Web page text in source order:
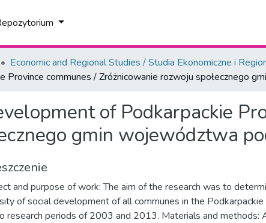
Economic and Regional Studies / Studia Ekonomiczne i
communes / Zróżnicowanie rozwoju społecznego
of Podkarpackie
gmin województwa
and purpose of work: The aim of the research was to
of social development of all communes in the Podkarpackie
research periods of 2003 and 2013. Materials and methods: